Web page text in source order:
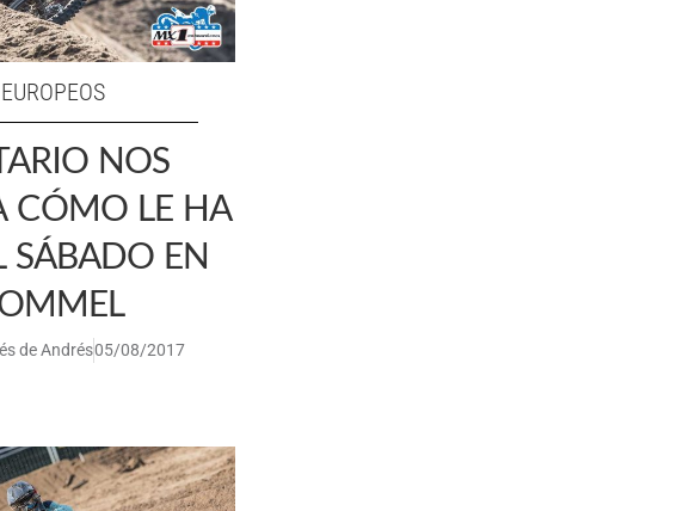
EUROPEOS
NOS
CÓMO LE HA
SÁBADO EN
de Andrés05/08/2017